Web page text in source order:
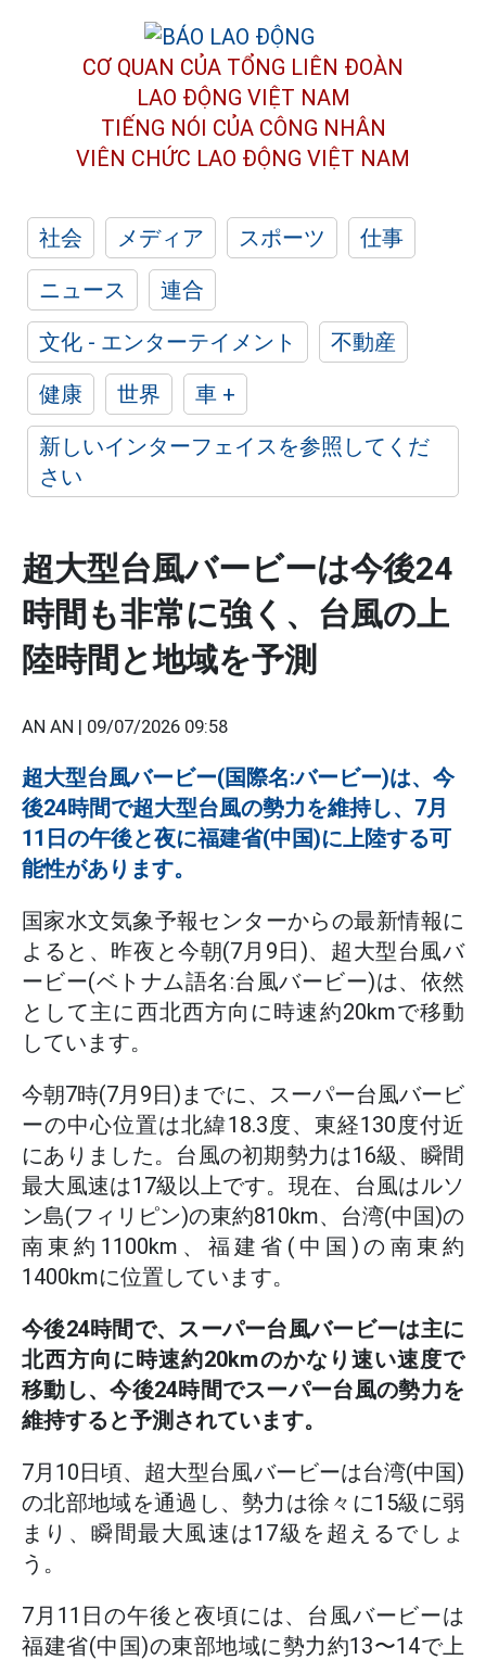
CƠ QUAN CỦA TỔNG LIÊN ĐOÀN
LAO ĐỘNG VIỆT NAM
TIẾNG NÓI CỦA CÔNG NHÂN
VIÊN CHỨC LAO ĐỘNG VIỆT NAM
社会 メディア スポーツ
仕事
ニュース
連合
文化 - エンターテイメント
不動産
健康
世界
車 +
新しいインターフェイスを参照してくだ
さい
超大型台風バービーは今後24
時間も非常に強く、台風の上
陸時間と地域を予測
AN AN | 09/07/2026 09:58
超大型台風バービー(国際名:バービー)は、今
後24時間で超大型台風の勢力を維持し、7月
11日の午後と夜に福建省(中国)に上陸する可
能性があります。
国家水文気象予報センターからの最新情報に
よると、昨夜と今朝(7月9日)、超大型台風バ
ービー(ベトナム語名:台風バービー)は、依然
として主に西北西方向に時速約20kmで移動
しています。
今朝7時(7月9日)までに、スーパー台風バービ
ーの中心位置は北緯18.3度、東経130度付近
にありました。台風の初期勢力は16級、瞬間
最大風速は17級以上です。現在、台風はルソ
ン島(フィリピン)の東約810km、台湾(中国)の
南東約1100km、福建省(中国)の南東約
1400kmに位置しています。
今後24時間で、スーパー台風バービーは主に
北西方向に時速約20kmのかなり速い速度で
移動し、今後24時間でスーパー台風の勢力を
維持すると予測されています。
7月10日頃、超大型台風バービーは台湾(中国)
の北部地域を通過し、勢力は徐々に15級に弱
まり、瞬間最大風速は17級を超えるでしょ
う。
7月11日の午後と夜頃には、台風バービーは
福建省(中国)の東部地域に勢力約13〜14で上